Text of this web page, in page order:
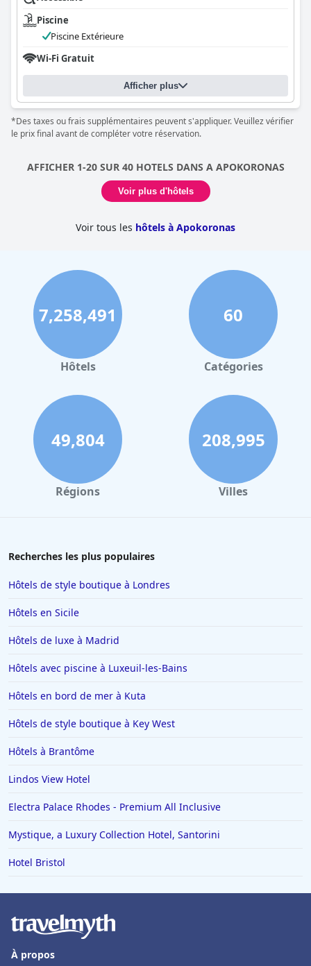
Piscine
Piscine Extérieure
Wi-Fi Gratuit
Afficher plus
*Des taxes ou frais supplémentaires peuvent s'appliquer. Veuillez vérifier
le prix final avant de compléter votre réservation.
AFFICHER 1-20 SUR 40 HOTELS DANS A APOKORONAS
Voir plus d'hôtels
Voir tous les hôtels à Apokoronas
7,258,491
Hôtels
60
Catégories
49,804
Régions
208,995
Villes
Recherches les plus populaires
Hôtels de style boutique à Londres
Hôtels en Sicile
Hôtels de luxe à Madrid
Hôtels avec piscine à Luxeuil-les-Bains
Hôtels en bord de mer à Kuta
Hôtels de style boutique à Key West
Hôtels à Brantôme
Lindos View Hotel
Electra Palace Rhodes - Premium All Inclusive
Mystique, a Luxury Collection Hotel, Santorini
Hotel Bristol
À propos